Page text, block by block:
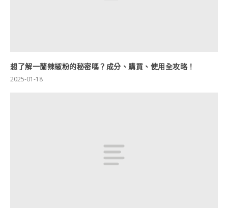
想了解一蘭辣椒粉的秘密嗎？成分、購買、使用全攻略！
2025-01-18